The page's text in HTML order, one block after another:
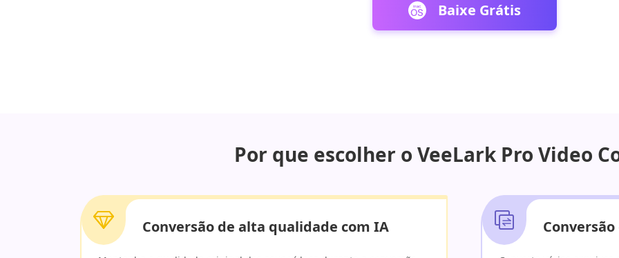
Baixe Grátis
Por que escolher o VeeLark Pro Video
Conversão de alta qualidade com IA